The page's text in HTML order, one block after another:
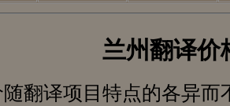
兰州翻译价
随翻译项目特点的各异